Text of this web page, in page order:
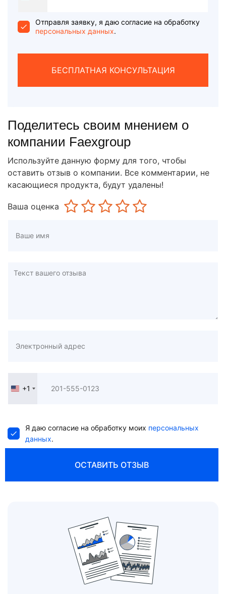
+1
Отправля заявку, я даю согласие на обработку
персональных данных.
БЕСПЛАТНАЯ КОНСУЛЬТАЦИЯ
Поделитесь своим мнением о
компании Faexgroup
Используйте данную форму для того, чтобы
оставить отзыв о компании. Все комментарии, не
касающиеся продукта, будут удалены!
Ваша оценка
United
+1
Я даю согласие на обработку моих персональных
данных.
ОСТАВИТЬ ОТЗЫВ